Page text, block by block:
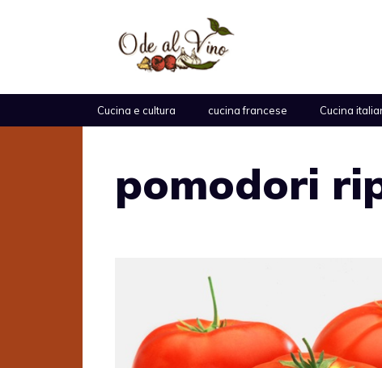
Cucina e cultura cucina francese Cucina
pomodori